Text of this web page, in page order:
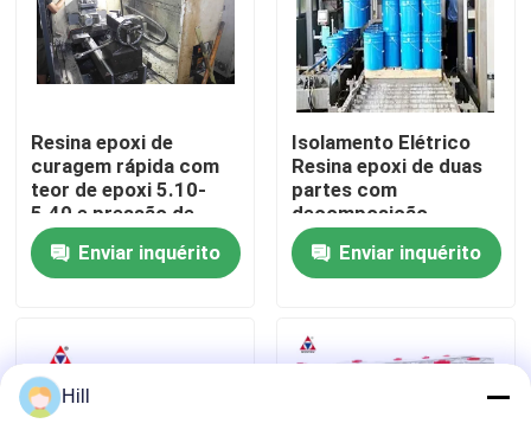
Sobre nós
Controle de qualidade
Contacte-nos
Blogue
Solicite um orçamento
Resina epoxi de
curagem rápida com
teor de epoxi 5.10-
5.40 e pressão de
vapor ≤ 0,01 para
aplicações de alta
resistência ao calor
Enviar inquérito
Isolamento Elétrico
Resina epoxi de duas
partes com
decomposição
térmica > 320°C e vida
útil de 30 minutos
para transformadores
Enviar inquérito
Hill